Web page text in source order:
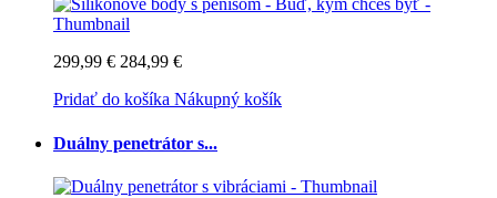
299,99 € 284,99 €
Pridať do košíka Nákupný košík
Duálny penetrátor s...